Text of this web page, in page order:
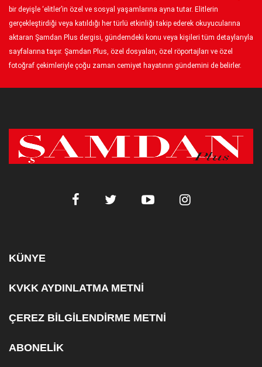
bir deyişle ‘elitler’in özel ve sosyal yaşamlarına ayna tutar. Elitlerin
gerçekleştirdiği veya katıldığı her türlü etkinliği takip ederek okuyucularına
aktaran Şamdan Plus dergisi, gündemdeki konu veya kişileri tüm detaylarıyla
sayfalarına taşır. Şamdan Plus, özel dosyaları, özel röportajları ve özel
fotoğraf çekimleriyle çoğu zaman cemiyet hayatının gündemini de belirler.
KÜNYE
KVKK AYDINLATMA METNİ
ÇEREZ BİLGİLENDİRME METNİ
ABONELİK